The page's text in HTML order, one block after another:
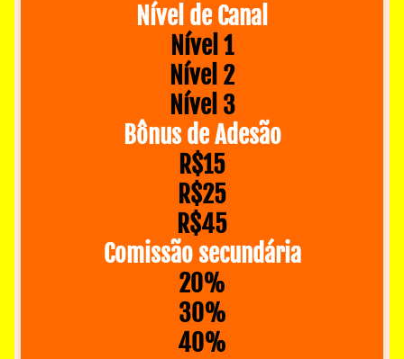
Nível de Canal
Nível 1
Nível 2
Nível 3
Bônus de Adesão
R$15
R$25
R$45
Comissão secundária
20‏%
30‏%
40‏%